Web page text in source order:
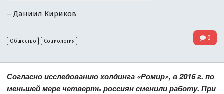
– Даниил Кириков
Общество Социология 0
Согласно исследованию холдинга «Ромир», в 2016 г. по
меньшей мере четверть россиян сменили работу. При